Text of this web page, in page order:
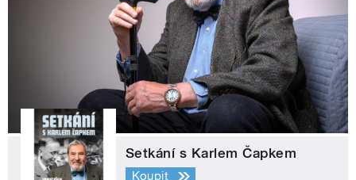
Setkání s Karlem Čapkem
Koupit